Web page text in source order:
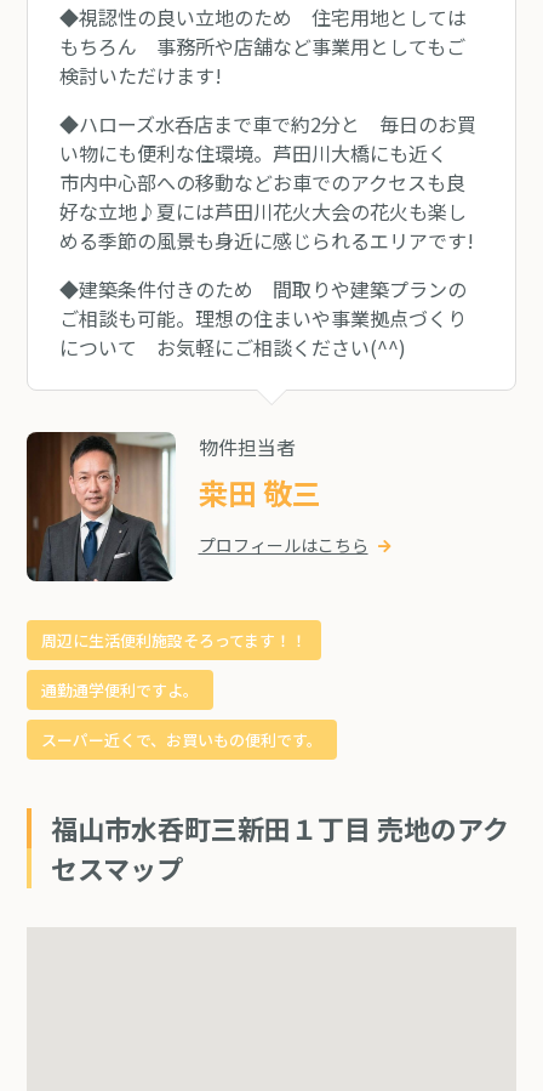
◆視認性の良い立地のため 住宅用地としては
もちろん 事務所や店舗など事業用としてもご
検討いただけます!
◆ハローズ水呑店まで車で約2分と 毎日のお買
い物にも便利な住環境。芦田川大橋にも近く
市内中心部への移動などお車でのアクセスも良
好な立地♪夏には芦田川花火大会の花火も楽し
める季節の風景も身近に感じられるエリアです!
◆建築条件付きのため 間取りや建築プランの
ご相談も可能。理想の住まいや事業拠点づくり
について お気軽にご相談ください(^^)
物件担当者
桒田 敬三
プロフィールはこちら
周辺に生活便利施設そろってます！！
通勤通学便利ですよ。
スーパー近くで、お買いもの便利です。
福山市水呑町三新田１丁目 売地のアク
セスマップ